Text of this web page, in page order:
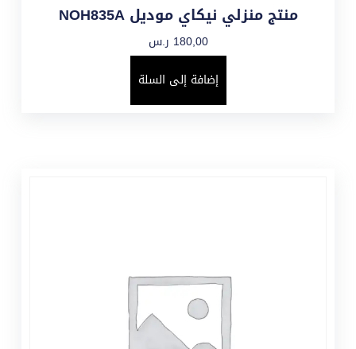
منتج منزلي نيكاي موديل NOH835A
180,00 ر.س
إضافة إلى السلة